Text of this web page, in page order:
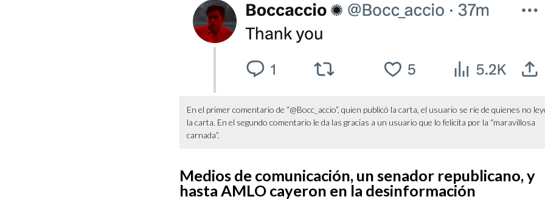
En el primer comentario de “@Bocc_accio”, quien publicó la carta, el usuario se ríe de quienes no
la carta. En el segundo comentario le da las gracias a un usuario que lo felicita por la “maravillosa
carnada”.
Medios de comunicación, un senador republicano, y
hasta AMLO cayeron en la desinformación